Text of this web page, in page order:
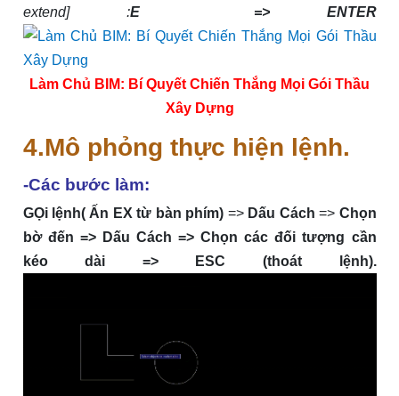
extend] :E => ENTER
Làm Chủ BIM: Bí Quyết Chiến Thắng Mọi Gói Thầu
Xây Dựng
4.Mô phỏng thực hiện lệnh.
-Các bước làm:
GỌi lệnh( Ấn EX từ bàn phím) => Dấu Cách => Chọn
bờ đến => Dấu Cách => Chọn các đối tượng cần
kéo dài => ESC (thoát lệnh).